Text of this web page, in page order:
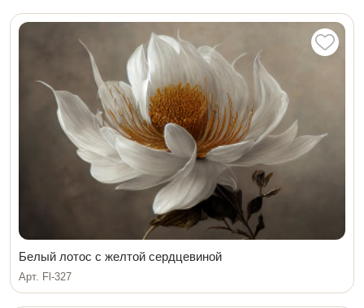
Белый лотос с желтой сердцевиной
Арт. Fl-327